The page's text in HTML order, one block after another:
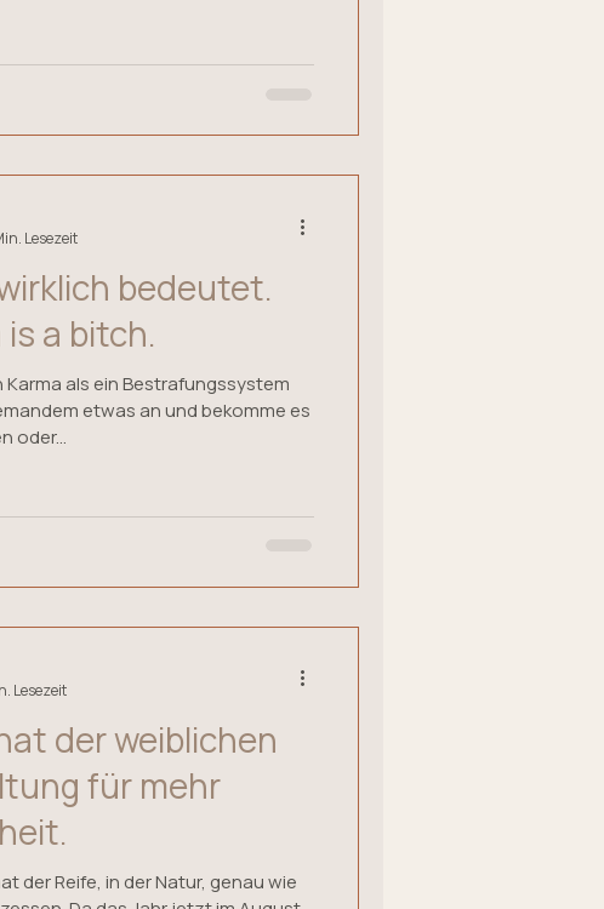
Gefühl. Und plötzlich ist diese
bedeutet.
is a bitch.
als ein Bestrafungssystem
etwas an und bekomme es
oder...
Lesezeit
der weiblichen
für mehr
der Reife, in der Natur, genau wie
Lesezeit